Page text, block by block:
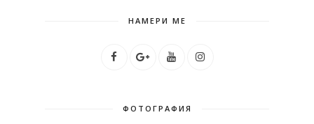
НАМЕРИ МЕ
ФОТОГРАФИЯ